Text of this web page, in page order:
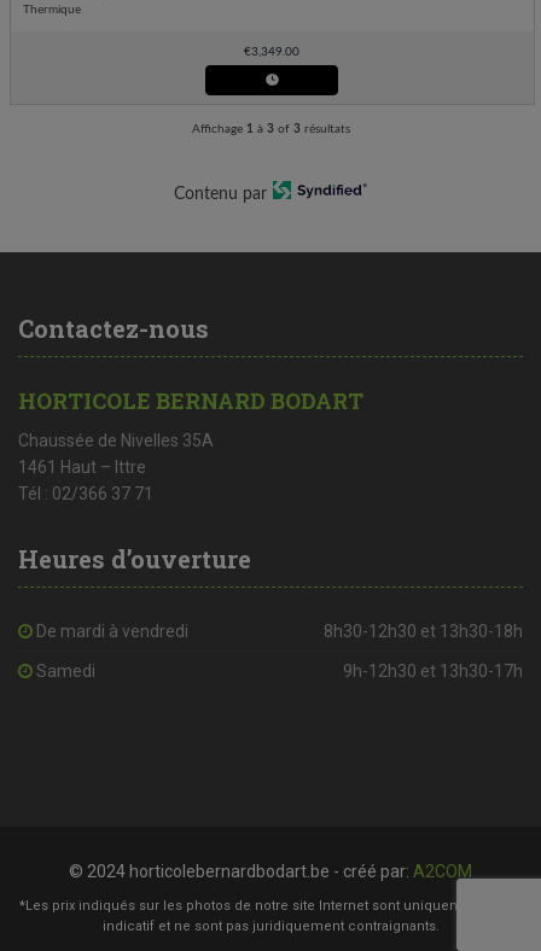
Thermique
€3,349.00
Affichage 1 à 3of 3résultats
Contenu par
Contactez-nous
HORTICOLE BERNARD BODART
Chaussée de Nivelles 35A
1461 Haut – Ittre
Tél : 02/366 37 71
Heures d’ouverture
De mardi à vendredi 8h30-12h30 et 13h30-18h
Samedi 9h-12h30 et 13h30-17h
© 2024 horticolebernardbodart.be - créé par: A2COM
*Les prix indiqués sur les photos de notre site Internet sont uniquement à titre
indicatif et ne sont pas juridiquement contraignants.